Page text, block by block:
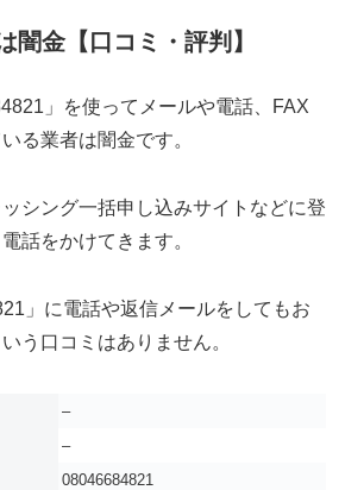
闇金【口コミ・評判】
」を使ってメールや電話、FAX
る業者は闇金です。
シング一括申し込みサイトなどに登
話をかけてきます。
」に電話や返信メールをしてもお
う口コミはありません。
–
–
08046684821